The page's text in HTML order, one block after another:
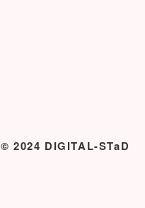
© 2024 DIGITAL-STaD